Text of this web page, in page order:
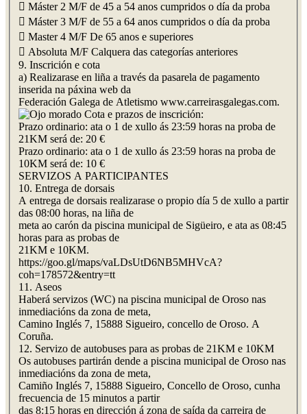
 Máster 2 M/F de 45 a 54 anos cumpridos o día da proba
 Máster 3 M/F de 55 a 64 anos cumpridos o día da proba
 Master 4 M/F De 65 anos e superiores
 Absoluta M/F Calquera das categorías anteriores
9. Inscrición e cota
a) Realizarase en liña a través da pasarela de pagamento
inserida na páxina web da
Federación Galega de Atletismo www.carreirasgalegas.com.
Cota e prazos de inscrición:
Prazo ordinario: ata o 1 de xullo ás 23:59 horas na proba de
21KM será de: 20 €
Prazo ordinario: ata o 1 de xullo ás 23:59 horas na proba de
10KM será de: 10 €
SERVIZOS A PARTICIPANTES
10. Entrega de dorsais
A entrega de dorsais realizarase o propio día 5 de xullo a partir
das 08:00 horas, na liña de
meta ao carón da piscina municipal de Sigüeiro, e ata as 08:45
horas para as probas de
21KM e 10KM.
https://goo.gl/maps/vaLDsUtD6NB5MHVcA?
coh=178572&entry=tt
11. Aseos
Haberá servizos (WC) na piscina municipal de Oroso nas
inmediacións da zona de meta,
Camino Inglés 7, 15888 Sigueiro, concello de Oroso. A
Coruña.
12. Servizo de autobuses para as probas de 21KM e 10KM
Os autobuses partirán dende a piscina municipal de Oroso nas
inmediacións da zona de meta,
Camiño Inglés 7, 15888 Sigueiro, Concello de Oroso, cunha
frecuencia de 15 minutos a partir
das 8:15 horas en dirección á zona de saída da carreira de